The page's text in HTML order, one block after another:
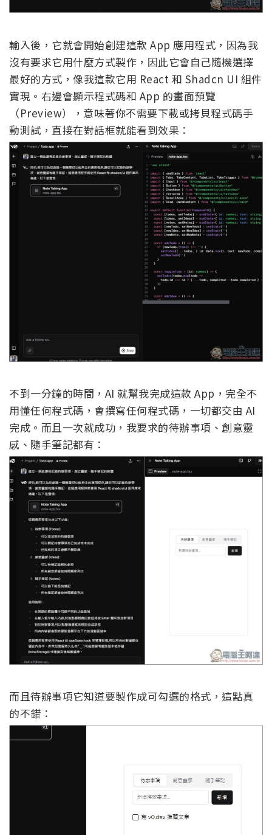
輸入後，它就會開始創建這款 App 應用程式，因為我
沒有要求它用什麼方式製作，因此它會自己隨機選擇
最好的方式，像我這款它用 React 和 Shadcn UI 組件
實現。右邊會顯示程式碼和 App 的畫面預覽
（Preview），意味著你不需要下載或拷貝程式碼手
動測試，直接在對話框就能看到效果：
不到一分鐘的時間，AI 就幫我完成這款 App，完全不
用懂任何程式碼，會撰寫任何程式碼，一切都交由 AI
完成。而且一次就成功，我要求的待辦事項、創意靈
感、隨手筆記都有：
而且待辦事項它知道要製作成可勾選的格式，這點真
的不錯：